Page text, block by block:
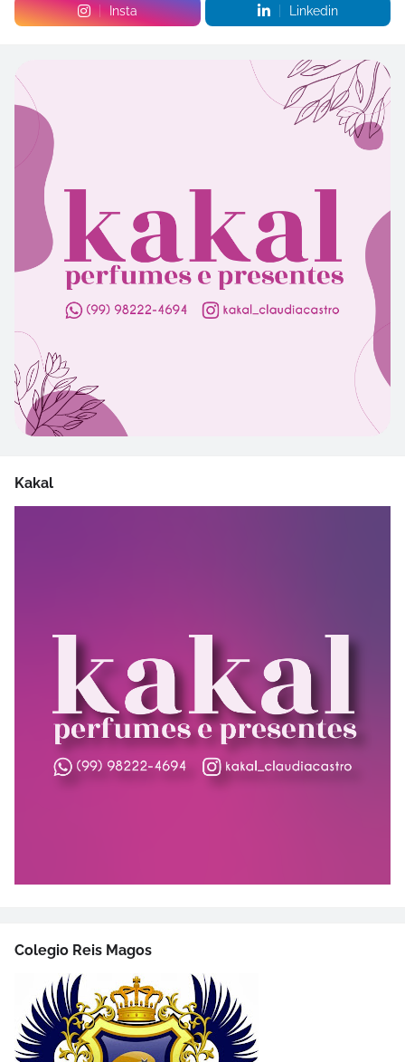
Insta Linkedin
Kakal
Colegio Reis Magos